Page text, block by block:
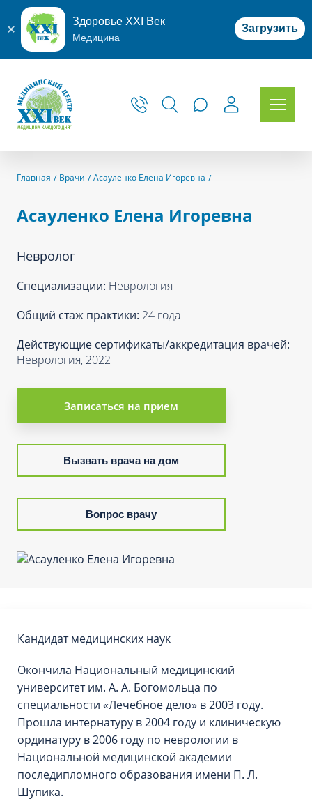
Здоровье XXI Век
Медицина
Загрузить
Главная Врачи Асауленко Елена Игоревна
Асауленко Елена Игоревна
Невролог
Специализации: Неврология
Общий стаж практики: 24 года
Действующие сертификаты/аккредитация врачей:
Неврология, 2022
Записаться на прием
Вызвать врача на дом
Вопрос врачу
Кандидат медицинских наук
Окончила Национальный медицинский
университет им. А. А. Богомольца по
специальности «Лечебное дело» в 2003 году.
Прошла интернатуру в 2004 году и клиническую
ординатуру в 2006 году по неврологии в
Национальной медицинской академии
последипломного образования имени П. Л.
Шупика.